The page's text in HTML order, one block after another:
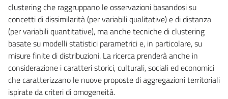
clustering che raggruppano le osservazioni basandosi su
concetti di dissimilarità (per variabili qualitative) e di distanza
(per variabili quantitative), ma anche tecniche di clustering
basate su modelli statistici parametrici e, in particolare, su
misure finite di distribuzioni. La ricerca prenderà anche in
considerazione i caratteri storici, culturali, sociali ed economici
che caratterizzano le nuove proposte di aggregazioni territoriali
ispirate da criteri di omogeneità.